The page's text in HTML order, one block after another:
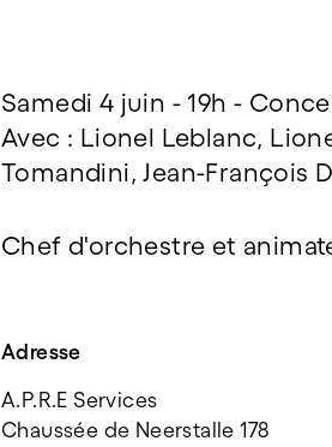
Samedi 4 juin - 19h -
Avec : Lionel Leblanc,
Tomandini, Jean-François
Chef d'orchestre et
Adresse
A.P.R.E Services
Chaussée de Neerstalle 178